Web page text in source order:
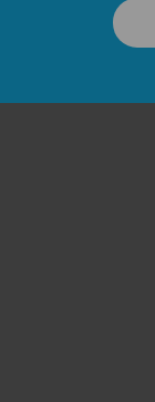
Besoin d'aide ou
Combien de
Il y a pas vraiment
qualité de l’escalade
volumes et plus ils
l’ouverture. Ils
de la structure
d'escalade peuvent